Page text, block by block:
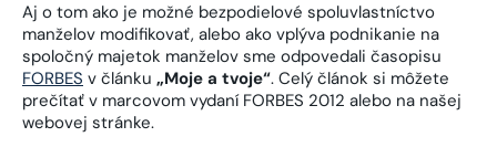
Aj o tom ako je možné bezpodielové spoluvlastníctvo
manželov modifikovať, alebo ako vplýva podnikanie na
spoločný majetok manželov sme odpovedali časopisu
FORBES v článku „Moje a tvoje“. Celý článok si môžete
prečítať v marcovom vydaní FORBES 2012 alebo na našej
webovej stránke.